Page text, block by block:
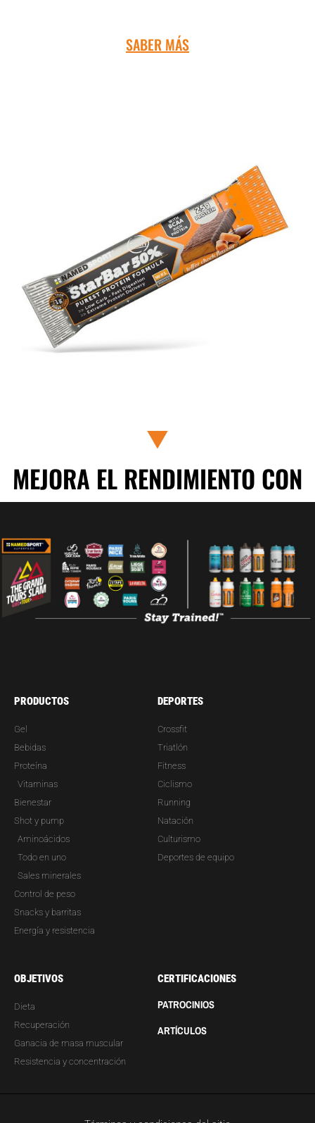
SABER MÁS
MEJORA EL RENDIMIENTO CON
PRODUCTOS
Gel
Bebidas
Proteína
Vitaminas
Bienestar
Shot y pump
Aminoácidos
Todo en uno
Sales minerales
Control de peso
Snacks y barritas
Energía y resistencia
DEPORTES
Crossfit
Triatlón
Fitness
Ciclismo
Running
Natación
Culturismo
Deportes de equipo
OBJETIVOS
Dieta
Recuperación
Ganacia de masa muscular
Resistencia y concentración
CERTIFICACIONES
PATROCINIOS
ARTÍCULOS